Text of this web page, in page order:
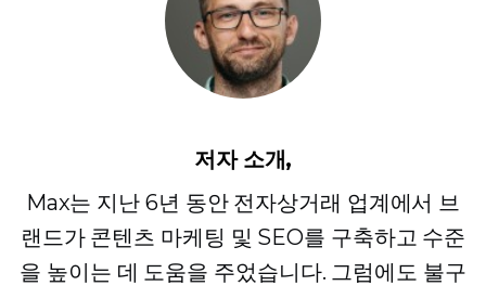
저자 소개,
Max는 지난 6년 동안 전자상거래 업계에서 브
랜드가 콘텐츠 마케팅 및 SEO를 구축하고 수준
을 높이는 데 도움을 주었습니다. 그럼에도 불구